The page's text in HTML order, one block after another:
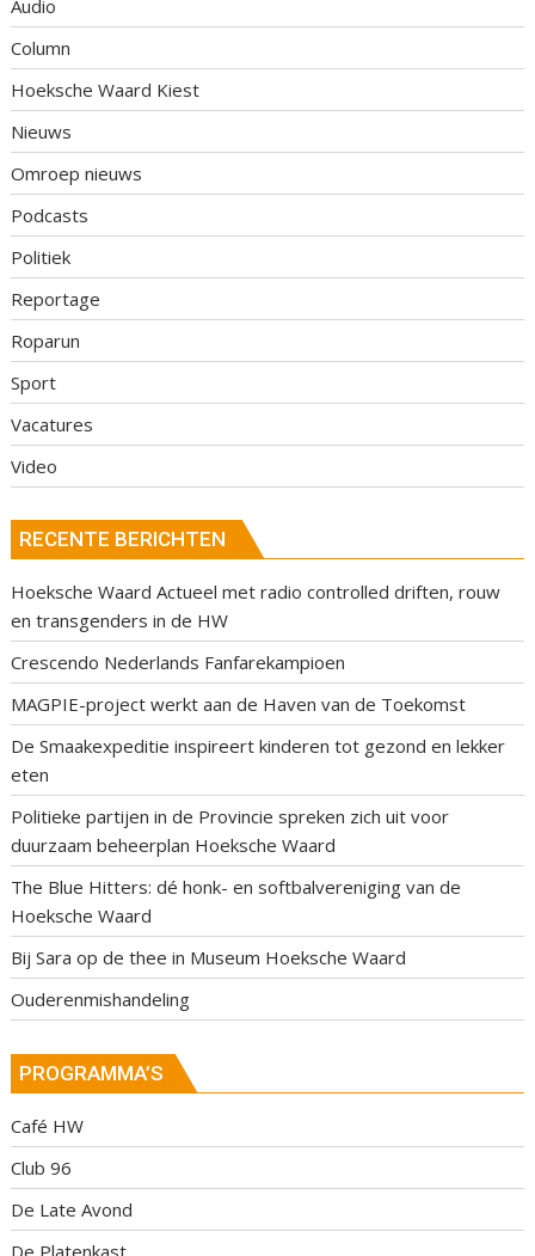
Audio
Column
Hoeksche Waard Kiest
Nieuws
Omroep nieuws
Podcasts
Politiek
Reportage
Roparun
Sport
Vacatures
Video
RECENTE BERICHTEN
Hoeksche Waard Actueel met radio controlled driften, rouw
en transgenders in de HW
Crescendo Nederlands Fanfarekampioen
MAGPIE-project werkt aan de Haven van de Toekomst
De Smaakexpeditie inspireert kinderen tot gezond en lekker
eten
Politieke partijen in de Provincie spreken zich uit voor
duurzaam beheerplan Hoeksche Waard
The Blue Hitters: dé honk- en softbalvereniging van de
Hoeksche Waard
Bij Sara op de thee in Museum Hoeksche Waard
Ouderenmishandeling
PROGRAMMA’S
Café HW
Club 96
De Late Avond
De Platenkast